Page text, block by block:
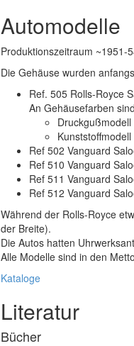
Automodelle
Produktionszeitraum ~1951-
Die Gehäuse wurden
Ref. 505 Rolls-Royce
An Gehäusefarben
Ref 502 Vanguard
Ref 510 Vanguard
Ref 511 Vanguard
Ref 512 Vanguard
Während der Rolls-Royce
der Breite).
Die Autos hatten
Alle Modelle sind in den
Kataloge
Literatur
Bücher